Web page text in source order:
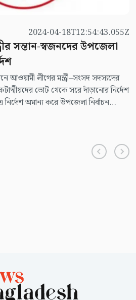
2024-04-18T12:54:43.055Z
সন্তান-স্বজনদের উপজেলা
আওয়ামী লীগের মন্ত্রী–সংসদ সদস্যদের
ভোট থেকে সরে দাঁড়ানোর নির্দেশ
নির্দেশ অমান্য করে উপজেলা নির্বাচন